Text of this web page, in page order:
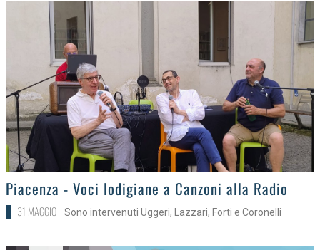
>
Piacenza - Voci lodigiane a Canzoni alla Radio
31 MAGGIO Sono intervenuti Uggeri, Lazzari, Forti e Coronelli